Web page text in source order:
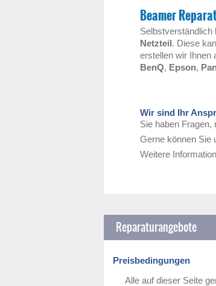
Beamer
Netzteil. Diese
erstellen wir Ihnen
BenQ, Epson,
Wir sind Ihr
Sie haben Fragen,
Gerne können Sie
Weitere
Reparaturangebote
Preisbedingungen
Alle auf dieser Seite